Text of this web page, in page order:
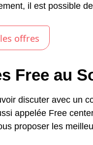
il est possible
Free au
discuter avec un
appelée Free
proposer les